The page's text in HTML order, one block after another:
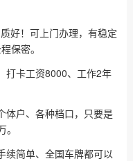
好！可上门办理，有稳定
保密。
卡工资8000、工作2年
户、各种档口，只要是
简单、全国车牌都可以